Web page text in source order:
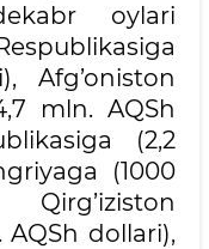
oylari
Afg’oniston
mln. AQSh
(2,2
(1000
AQSh dollari),